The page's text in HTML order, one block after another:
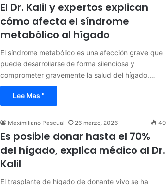
El Dr. Kalil y expertos explican
cómo afecta el síndrome
metabólico al hígado
El síndrome metabólico es una afección grave que
puede desarrollarse de forma silenciosa y
comprometer gravemente la salud del hígado.…
Lee Mas "
Maximiliano Pascual 26 marzo, 2026 49
Es posible donar hasta el 70%
del hígado, explica médico al Dr.
Kalil
El trasplante de hígado de donante vivo se ha